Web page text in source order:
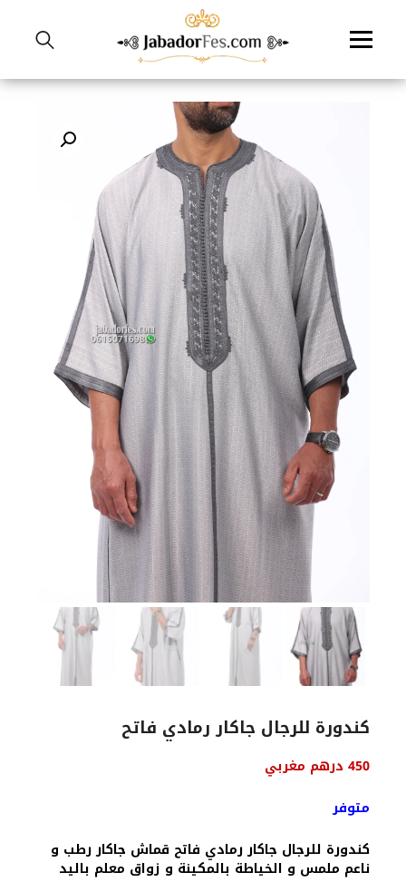
انتقل
المحتوى
كندورة للرجال جاكار رمادي فاتح
450 درهم مغربي
متوفر
كندورة للرجال جاكار رمادي فاتح قماش جاكار رطب و
ناعم ملمس و الخياطة بالمكينة و زواق معلم باليد